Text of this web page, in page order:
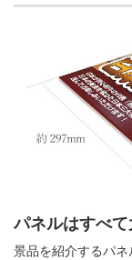
パネルはすべて
景品を紹介するパ